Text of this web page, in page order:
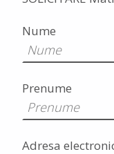
Nume
Prenume
Adresa